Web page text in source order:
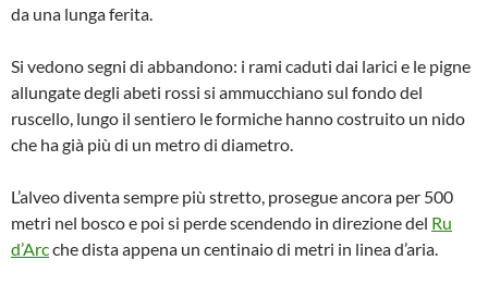
da una lunga ferita.
Si vedono segni di abbandono: i rami caduti dai larici e le pigne
allungate degli abeti rossi si ammucchiano sul fondo del
ruscello, lungo il sentiero le formiche hanno costruito un nido
che ha già più di un metro di diametro.
L’alveo diventa sempre più stretto, prosegue ancora per 500
metri nel bosco e poi si perde scendendo in direzione del Ru
d’Arcche dista appena un centinaio di metri in linea d’aria.